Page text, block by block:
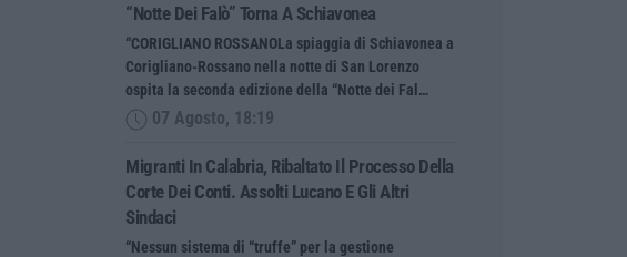
“Notte Dei Falò” Torna A Schiavonea
“CORIGLIANO ROSSANOLa spiaggia di Schiavonea a
Corigliano-Rossano nella notte di San Lorenzo
ospita la seconda edizione della “Notte dei Fal…
07 Agosto, 18:19
Migranti In Calabria, Ribaltato Il Processo Della
Corte Dei Conti. Assolti Lucano E Gli Altri
Sindaci
“Nessun sistema di “truffe” per la gestione